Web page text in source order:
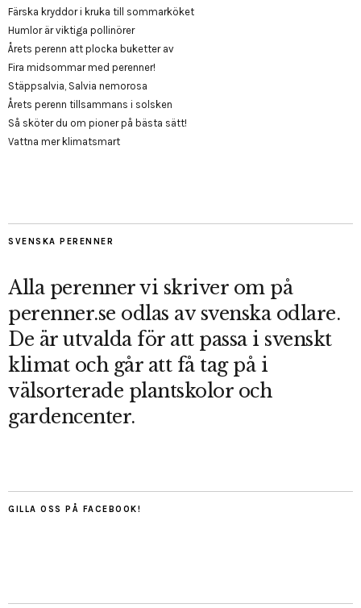
Färska kryddor i kruka till sommarköket
Humlor är viktiga pollinörer
Årets perenn att plocka buketter av
Fira midsommar med perenner!
Stäppsalvia, Salvia nemorosa
Årets perenn tillsammans i solsken
Så sköter du om pioner på bästa sätt!
Vattna mer klimatsmart
SVENSKA PERENNER
Alla perenner vi skriver om på
perenner.se odlas av svenska odlare.
De är utvalda för att passa i svenskt
klimat och går att få tag på i
välsorterade plantskolor och
gardencenter.
GILLA OSS PÅ FACEBOOK!